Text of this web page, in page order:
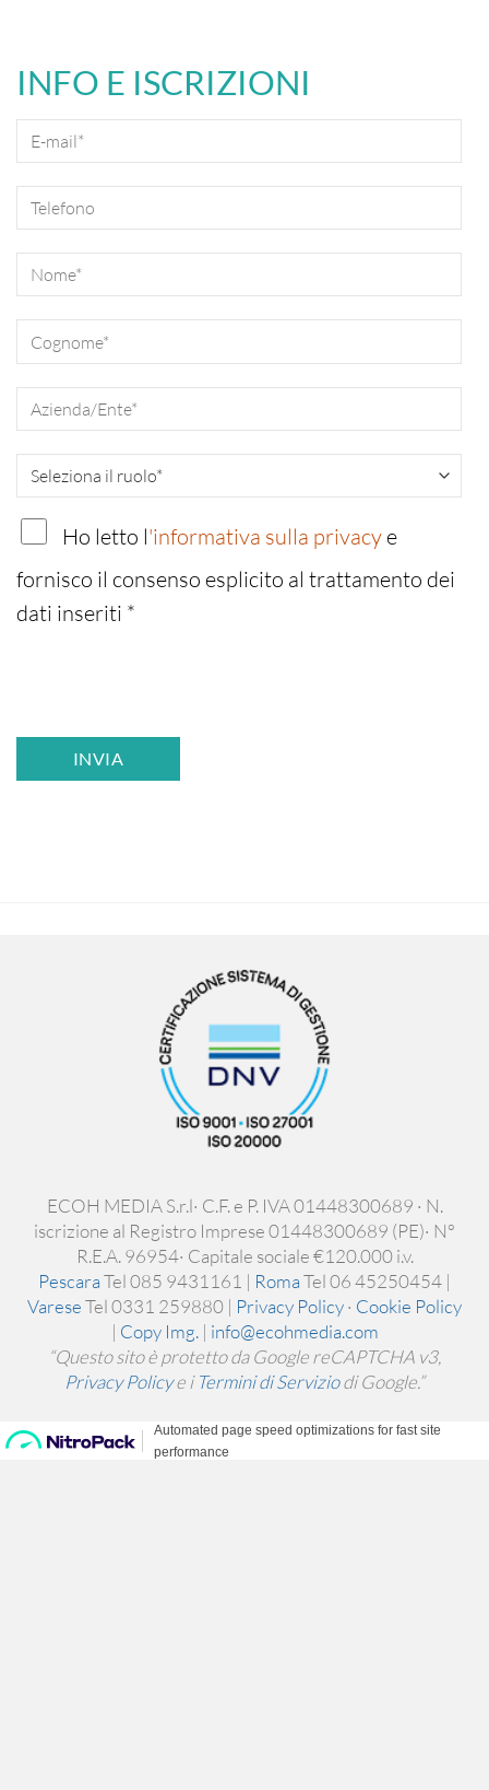
INFO E ISCRIZIONI
Ho letto l'informativa sulla privacye
fornisco il consenso esplicito al trattamento dei
dati inseriti *
ECOH MEDIA S.r.l· C.F. e P. IVA 01448300689 · N.
iscrizione al Registro Imprese 01448300689 (PE)· N°
R.E.A. 96954· Capitale sociale €120.000 i.v.
PescaraTel 085 9431161 | RomaTel 06 45250454 |
VareseTel 0331 259880 | Privacy Policy· Cookie Policy
| Copy Img.| info@ecohmedia.com
“Questo sito è protetto da Google reCAPTCHA v3,
Privacy Policye iTermini di Serviziodi Google.”